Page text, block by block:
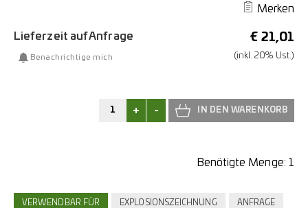
Merken
€ 21,01
(inkl. 20% Ust.)
Lieferzeit auf Anfrage
Benachrichtige mich
+ -
Benötigte Menge: 1
VERWENDBAR FÜR EXPLOSIONSZEICHNUNG ANFRAGE